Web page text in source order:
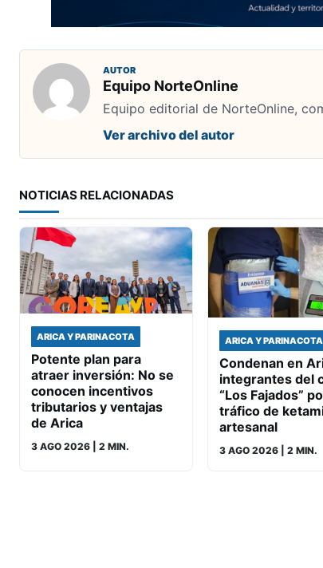
AUTOR
Equipo NorteOnline
Equipo editorial de NorteOnline,
Ver archivo del autor
NOTICIAS RELACIONADAS
ARICA Y PARINACOTA
Potente plan para
atraer inversión: No se
conocen incentivos
tributarios y ventajas
de Arica
3 AGO 2026 | 2 MIN.
ARICA Y PARINACOTA
Condenan en
integrantes del
“Los Fajados”
tráfico de
artesanal
3 AGO 2026 | 2 MIN.